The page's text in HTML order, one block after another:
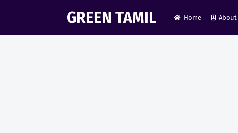
GREEN TAMIL Home About